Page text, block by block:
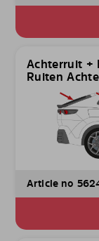
Achterruit +
Ruiten
Article no